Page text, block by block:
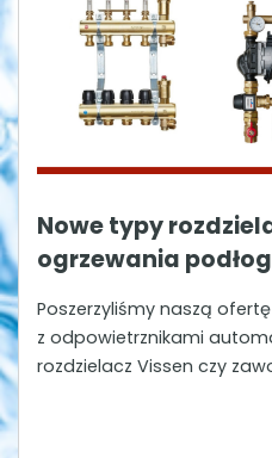
Nowe typy
ogrzewania
Poszerzyliśmy naszą
z odpowietrznikami
rozdzielacz Vissen czy